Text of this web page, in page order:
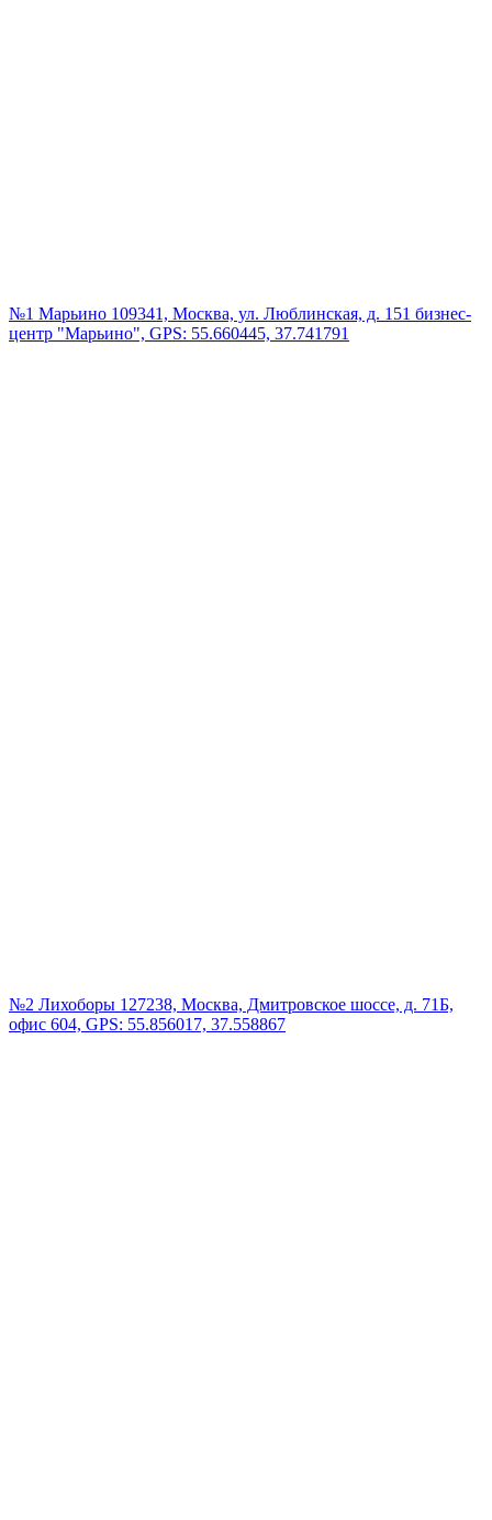
№1 Марьино 109341, Москва, ул. Люблинская, д. 151 бизнес-
центр "Марьино", GPS: 55.660445, 37.741791
№2 Лихоборы 127238, Москва, Дмитровское шоссе, д. 71Б,
офис 604, GPS: 55.856017, 37.558867